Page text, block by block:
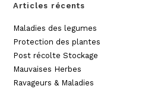
Articles récents
Maladies des legumes
Protection des plantes
Post récolte Stockage
Mauvaises Herbes
Ravageurs & Maladies